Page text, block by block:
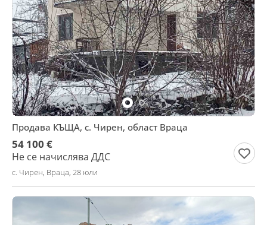
Продава КЪЩА, с. Чирен, област Враца
54 100 €
Не се начислява ДДС
с. Чирен, Враца, 28 юли